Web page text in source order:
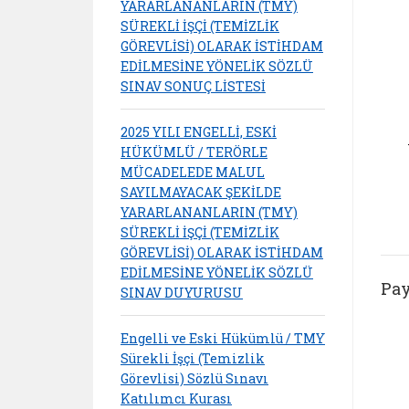
YARARLANANLARIN (TMY)
SÜREKLİ İŞÇİ (TEMİZLİK
GÖREVLİSİ) OLARAK İSTİHDAM
EDİLMESİNE YÖNELİK SÖZLÜ
SINAV SONUÇ LİSTESİ
2025 YILI ENGELLİ, ESKİ
HÜKÜMLÜ / TERÖRLE
MÜCADELEDE MALUL
SAYILMAYACAK ŞEKİLDE
YARARLANANLARIN (TMY)
SÜREKLİ İŞÇİ (TEMİZLİK
GÖREVLİSİ) OLARAK İSTİHDAM
EDİLMESİNE YÖNELİK SÖZLÜ
SINAV DUYURUSU
Engelli ve Eski Hükümlü / TMY
Sürekli İşçi (Temizlik
Görevlisi) Sözlü Sınavı
Katılımcı Kurası